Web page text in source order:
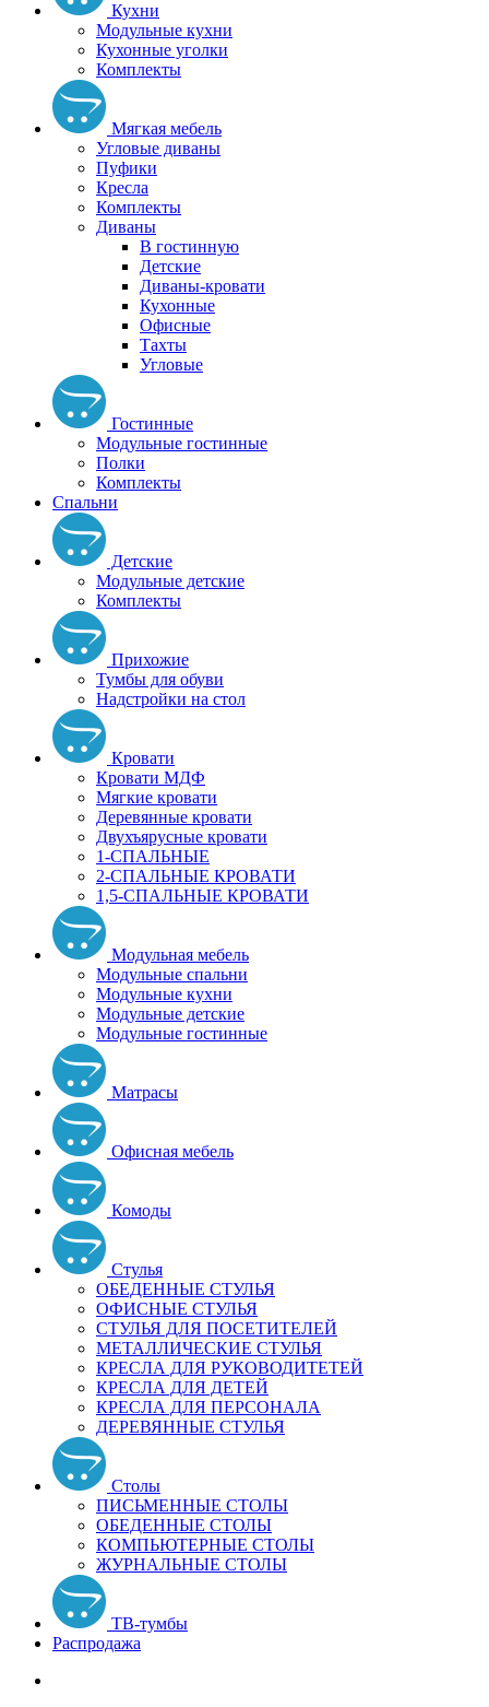
Кухни
Модульные кухни
Кухонные уголки
Комплекты
Мягкая мебель
Угловые диваны
Пуфики
Кресла
Комплекты
Диваны
В гостинную
Детские
Диваны-кровати
Кухонные
Офисные
Тахты
Угловые
Гостинные
Модульные гостинные
Полки
Комплекты
Спальни
Детские
Модульные детские
Комплекты
Прихожие
Тумбы для обуви
Надстройки на стол
Кровати
Кровати МДФ
Мягкие кровати
Деревянные кровати
Двухъярусные кровати
1-СПАЛЬНЫЕ
2-СПАЛЬНЫЕ КРОВАТИ
1,5-СПАЛЬНЫЕ КРОВАТИ
Модульная мебель
Модульные спальни
Модульные кухни
Модульные детские
Модульные гостинные
Матрасы
Офисная мебель
Комоды
Стулья
ОБЕДЕННЫЕ СТУЛЬЯ
ОФИСНЫЕ СТУЛЬЯ
СТУЛЬЯ ДЛЯ ПОСЕТИТЕЛЕЙ
МЕТАЛЛИЧЕСКИЕ СТУЛЬЯ
КРЕСЛА ДЛЯ РУКОВОДИТЕТЕЙ
КРЕСЛА ДЛЯ ДЕТЕЙ
КРЕСЛА ДЛЯ ПЕРСОНАЛА
ДЕРЕВЯННЫЕ СТУЛЬЯ
Столы
ПИСЬМЕННЫЕ СТОЛЫ
ОБЕДЕННЫЕ СТОЛЫ
КОМПЬЮТЕРНЫЕ СТОЛЫ
ЖУРНАЛЬНЫЕ СТОЛЫ
ТВ-тумбы
Распродажа